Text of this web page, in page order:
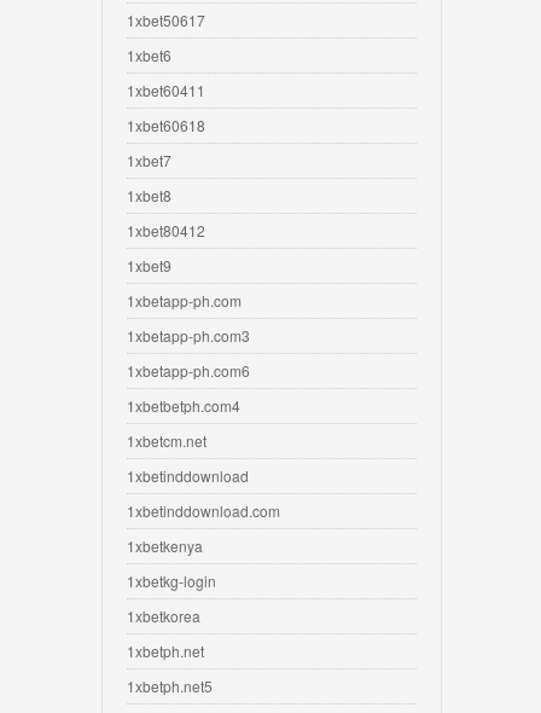
1xbet50617
1xbet6
1xbet60411
1xbet60618
1xbet7
1xbet8
1xbet80412
1xbet9
1xbetapp-ph.com
1xbetapp-ph.com3
1xbetapp-ph.com6
1xbetbetph.com4
1xbetcm.net
1xbetinddownload
1xbetinddownload.com
1xbetkenya
1xbetkg-login
1xbetkorea
1xbetph.net
1xbetph.net5